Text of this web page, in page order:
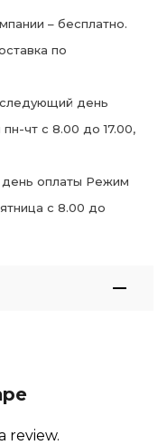
– бесплатно.
по
день
чт с 8.00 до 17.00,
оплаты Режим
с 8.00 до
review.